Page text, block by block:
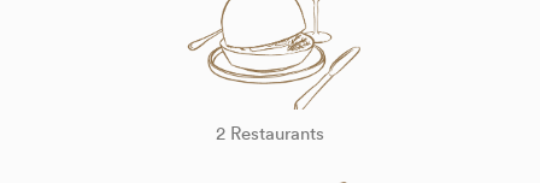
2 Restaurants